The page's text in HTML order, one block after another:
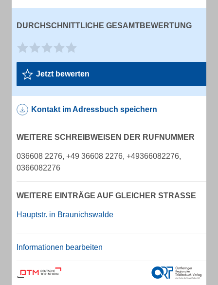
DURCHSCHNITTLICHE GESAMTBEWERTUNG
Jetzt bewerten
Kontakt im Adressbuch speichern
WEITERE SCHREIBWEISEN DER RUFNUMMER
036608 2276, +49 36608 2276, +49366082276,
0366082276
WEITERE EINTRÄGE AUF GLEICHER STRASSE
Hauptstr. in Braunichswalde
Informationen bearbeiten